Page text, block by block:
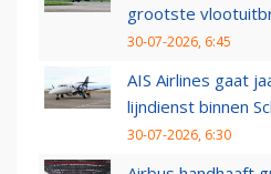
grootste
30-07-2026, 6:45
AIS Airlines gaat
lijndienst binnen
30-07-2026, 6:30